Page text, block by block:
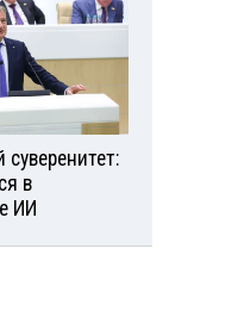
в
ИИ